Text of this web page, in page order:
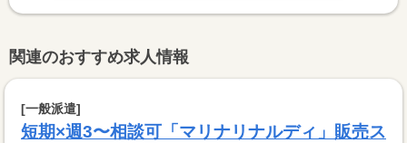
関連のおすすめ求人情報
[一般派遣]
短期×週3〜相談可「マリナリナルディ」販売ス